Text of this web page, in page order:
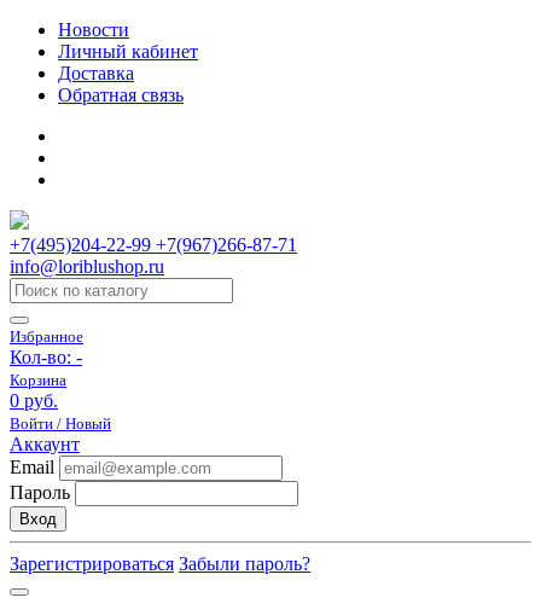
Новости
Личный кабинет
Доставка
Обратная связь
+7(495)204-22-99 +7(967)266-87-71
info@loriblushop.ru
Избранное
Кол-во: -
Корзина
0 руб.
Войти / Новый
Аккаунт
Email
Пароль
Вход
Зарегистрироваться Забыли пароль?